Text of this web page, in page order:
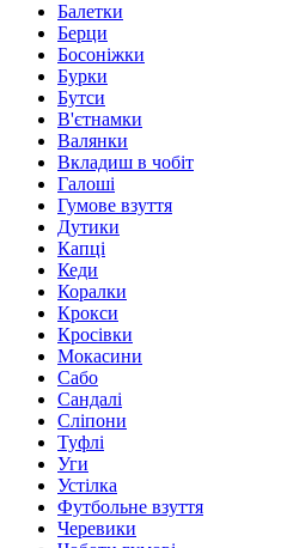
Балетки
Берци
Босоніжки
Бурки
Бутси
В'єтнамки
Валянки
Вкладиш в чобіт
Галоші
Гумове взуття
Дутики
Капці
Кеди
Коралки
Крокси
Кросівки
Мокасини
Сабо
Сандалі
Сліпони
Туфлі
Уги
Устілка
Футбольне взуття
Черевики